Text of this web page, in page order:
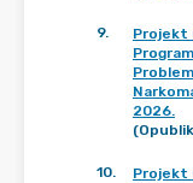
9.
Projekt
2026.
10.
Projekt